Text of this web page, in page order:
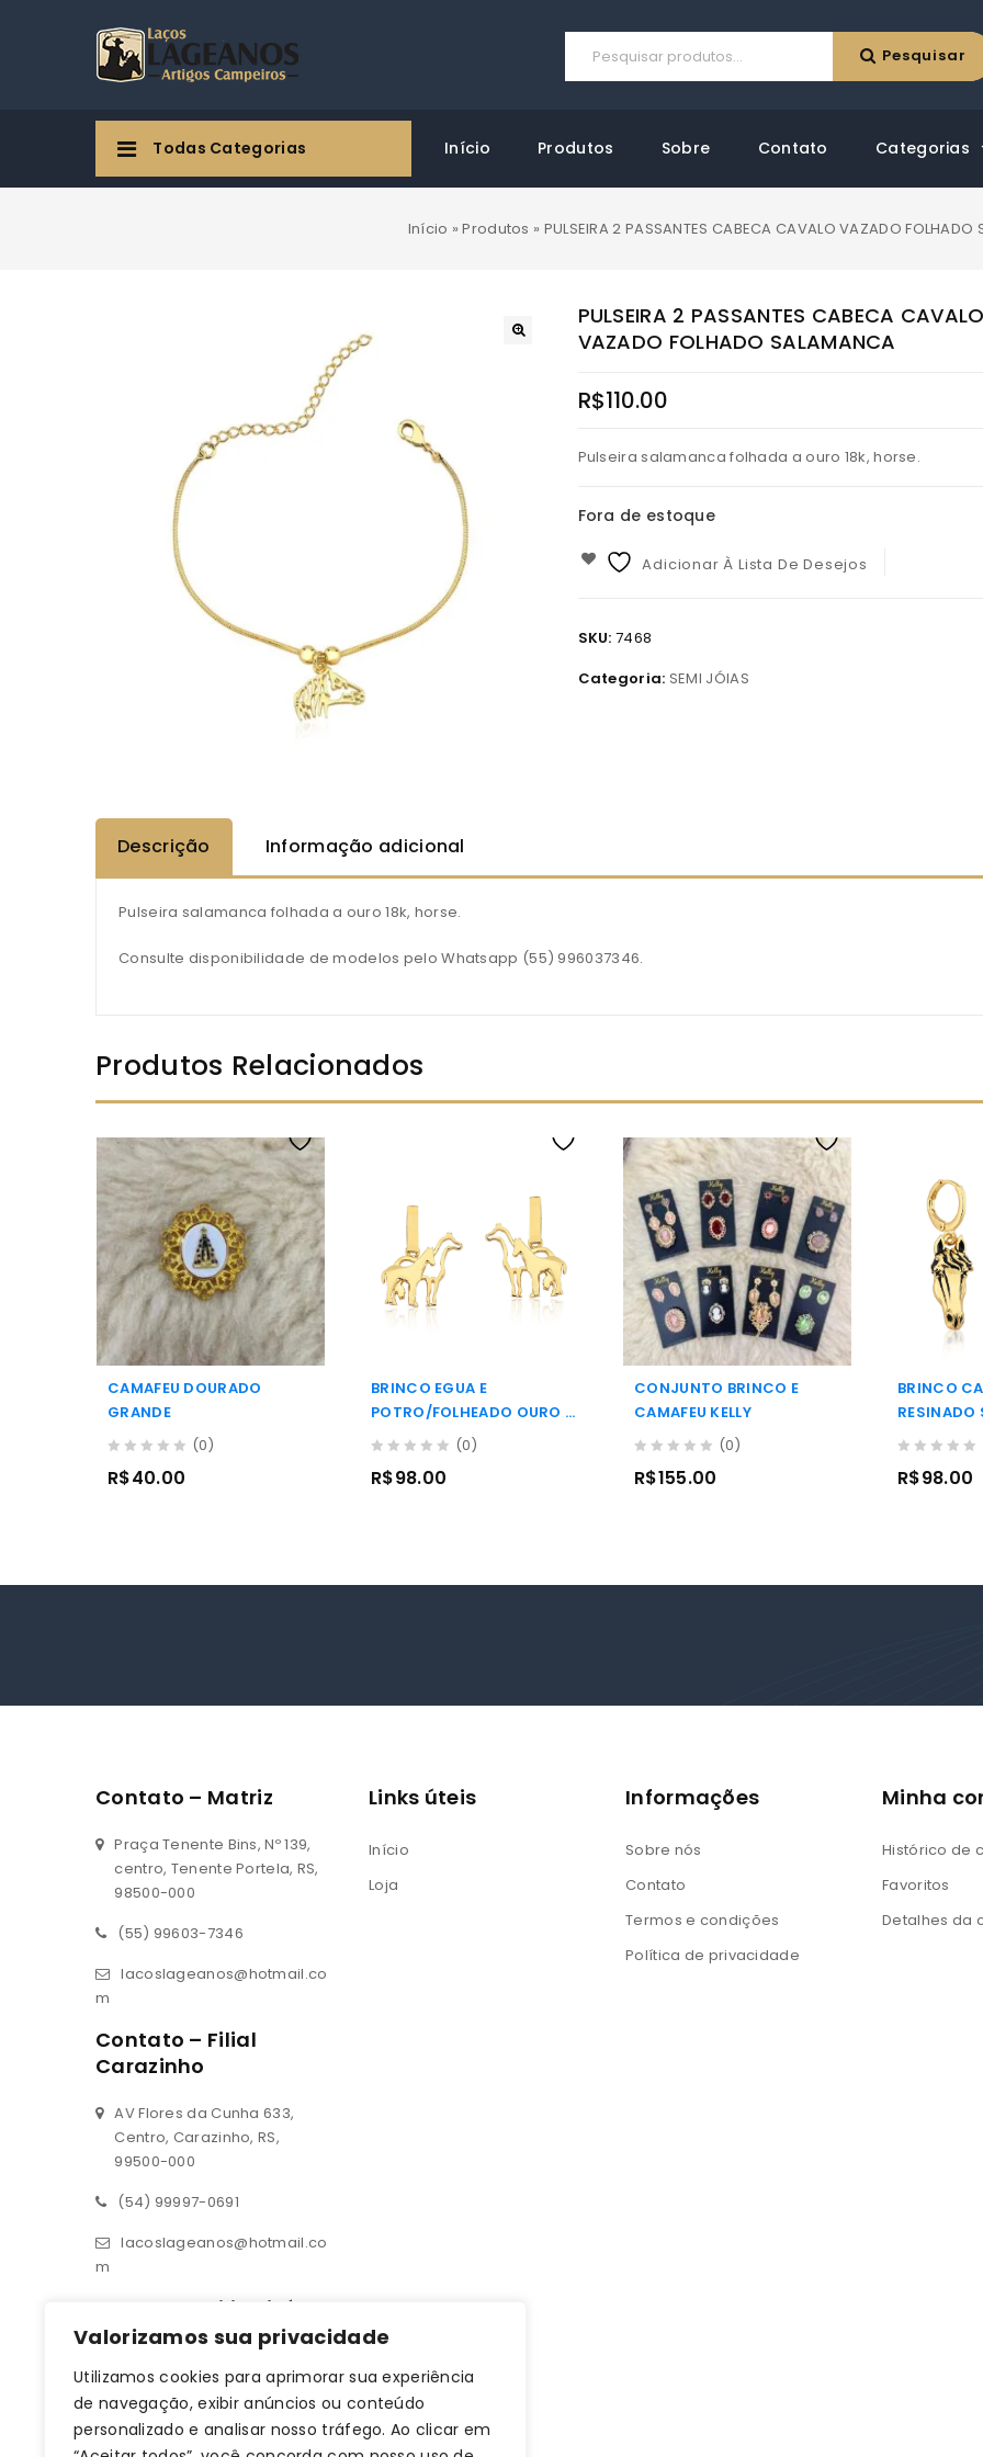
Valorizamos sua privacidade
Utilizamos cookies para aprimorar sua experiência
de navegação, exibir anúncios ou conteúdo
personalizado e analisar nosso tráfego. Ao clicar em
Pesquisar
Todas Categorias Início Produtos Sobre Contato Categorias
Início »Produtos » PULSEIRA 2 PASSANTES CABECA CAVALO VAZADO FOLHADO
PULSEIRA 2 PASSANTES CABECA CAVALO
VAZADO FOLHADO SALAMANCA
R$110.00
Pulseira salamanca folhada a ouro 18k, horse.
Fora de estoque
Adicionar À Lista De Desejos
SKU: 7468
Categoria: SEMI JÓIAS
Descrição Informação adicional
Pulseira salamanca folhada a ouro 18k, horse.
Consulte disponibilidade de modelos pelo Whatsapp (55) 996037346.
Produtos Relacionados
CAMAFEU DOURADO
GRANDE
out
(0)
R$40.00
BRINCO EGUA E
POTRO/FOLHEADO OURO A
18K SALAMANCA
out
(0)
R$98.00
CONJUNTO BRINCO E
CAMAFEU KELLY
out
(0)
R$155.00
BRINCO
RESINADO
out
R$98.00
Contato – Matriz
Praça Tenente Bins, Nº 139,
centro, Tenente Portela, RS,
98500-000
(55) 99603-7346
lacoslageanos@hotmail.co
m
Contato – Filial
Carazinho
AV Flores da Cunha 633,
Centro, Carazinho, RS,
99500-000
(54) 99997-0691
lacoslageanos@hotmail.co
m
Contato – Filial Ijuí
Rua 14 de julho 190, sala 01
Centro, Ijuí, RS, 98700-000
(55) 93619-1709
Links úteis
Início
Loja
Informações
Sobre nós
Contato
Termos e condições
Política de privacidade
Minha
Histórico de
Favoritos
Detalhes da